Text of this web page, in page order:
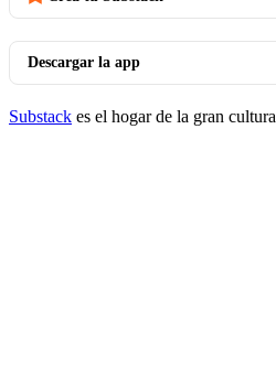
Descargar la app
Substack es el hogar de la gran cultura